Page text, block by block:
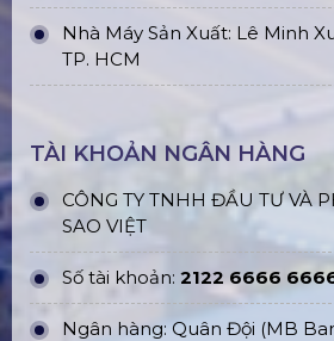
Nhà Máy Sản Xuất: Lê Minh
TP. HCM
TÀI KHOẢN NGÂN HÀNG
CÔNG TY TNHH ĐẦU TƯ VÀ
SAO VIỆT
Số tài khoản: 2122 6666
Ngân hàng: Quân Đội (MB